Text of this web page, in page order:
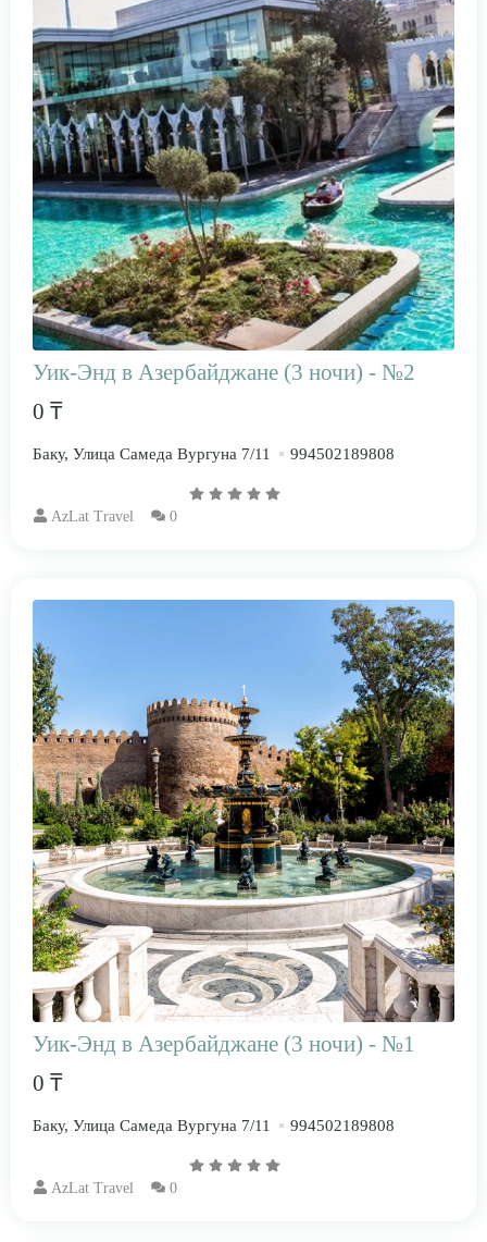
Уик-Энд в Азербайджане (3 ночи) - №2
0 ₸
Баку, Улица Самеда Вургуна 7/11 994502189808
AzLat Travel 0
Уик-Энд в Азербайджане (3 ночи) - №1
0 ₸
Баку, Улица Самеда Вургуна 7/11 994502189808
AzLat Travel 0